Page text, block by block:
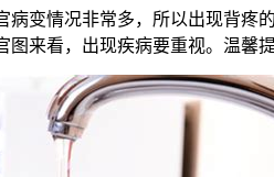
病变情况非常多，所以出现背疼
图来看，出现疾病要重视。温馨